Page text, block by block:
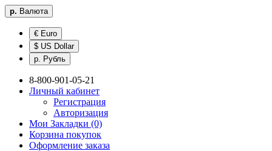
р. Валюта
€ Euro
$ US Dollar
р. Рубль
8-800-901-05-21
Личный кабинет
Регистрация
Авторизация
Мои Закладки (0)
Корзина покупок
Оформление заказа